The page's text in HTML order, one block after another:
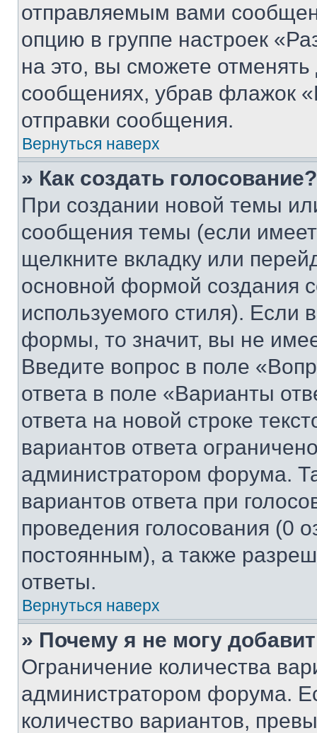
отправляемым вами
опцию в группе настроек
на это, вы сможете
сообщениях, убрав флажок
отправки сообщения.
Вернуться наверх
» Как создать голосование?
При создании новой темы
сообщения темы (если
щелкните вкладку или
основной формой создания
используемого стиля). Если
формы, то значит, вы не
Введите вопрос в поле
ответа в поле «Варианты
ответа на новой строке
вариантов ответа
администратором форума.
вариантов ответа при
проведения голосования (0
постоянным), а также
ответы.
Вернуться наверх
» Почему я не могу
Ограничение количества
администратором форума.
количество вариантов,